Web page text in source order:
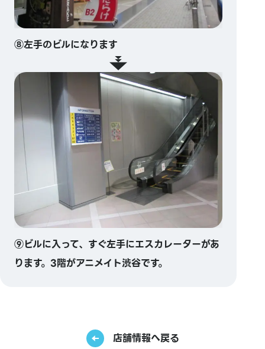
⑧左手のビルになります
⑨ビルに入って、すぐ左手にエスカレーターがあ
ります。3階がアニメイト渋谷です。
店舗情報へ戻る